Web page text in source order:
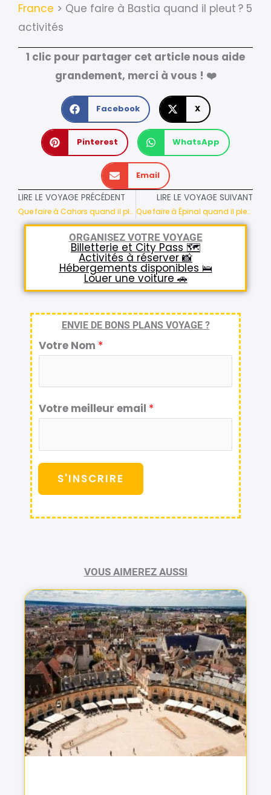
France > Que faire à Bastia quand il pleut ? 5
activités
1 clic pour partager cet article nous aide
grandement, merci à vous ! ❤️
Facebook X
Pinterest WhatsApp
Email
LIRE LE VOYAGE PRÉCÉDENT
Que faire à Cahors quand il pleut ? 5 activités
LIRE LE VOYAGE SUIVANT
Que faire à Épinal quand il pleut ? 5 activités
ORGANISEZ VOTRE VOYAGE
Billetterie et City Pass 🗺️
Activités à réserver 📸
Hébergements disponibles 🛌
Louer une voiture 🚗
ENVIE DE BONS PLANS VOYAGE ?
Votre Nom *
Votre meilleur email *
S'INSCRIRE
VOUS AIMEREZ AUSSI